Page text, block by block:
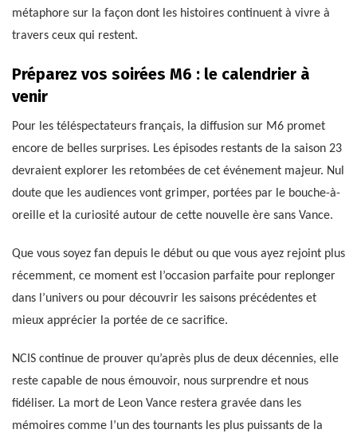
métaphore sur la façon dont les histoires continuent à vivre à
travers ceux qui restent.
Préparez vos soirées M6 : le calendrier à
venir
Pour les téléspectateurs français, la diffusion sur M6 promet
encore de belles surprises. Les épisodes restants de la saison 23
devraient explorer les retombées de cet événement majeur. Nul
doute que les audiences vont grimper, portées par le bouche-à-
oreille et la curiosité autour de cette nouvelle ère sans Vance.
Que vous soyez fan depuis le début ou que vous ayez rejoint plus
récemment, ce moment est l’occasion parfaite pour replonger
dans l’univers ou pour découvrir les saisons précédentes et
mieux apprécier la portée de ce sacrifice.
NCIS continue de prouver qu’après plus de deux décennies, elle
reste capable de nous émouvoir, nous surprendre et nous
fidéliser. La mort de Leon Vance restera gravée dans les
mémoires comme l’un des tournants les plus puissants de la